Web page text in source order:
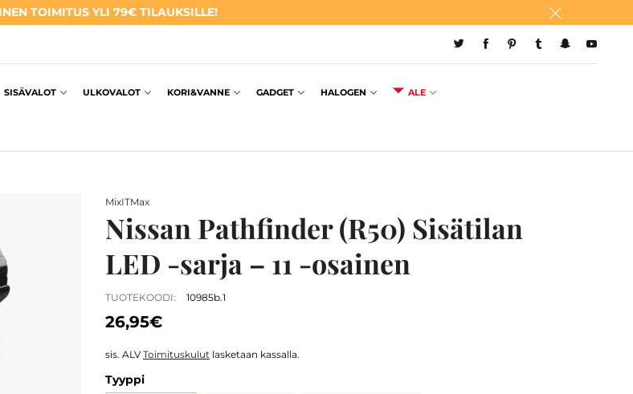
TOIMITUS YLI 79€ TILAUKSILLE!
SISÄVALOT ULKOVALOT KORI&VANNE GADGET HALOGEN ALE
MixITMax
Nissan Pathfinder (R50) Sisätilan
LED -sarja – 11 -osainen
TUOTEKOODI: 10985b.1
26,95€
sis. ALVToimituskulut lasketaan kassalla.
Tyyppi